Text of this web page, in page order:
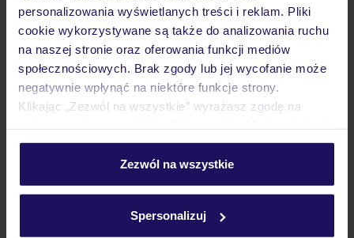
personalizowania wyświetlanych treści i reklam. Pliki
cookie wykorzystywane są także do analizowania ruchu
na naszej stronie oraz oferowania funkcji mediów
społecznościowych. Brak zgody lub jej wycofanie może
negatywnie wpłynąć na niektóre funkcje strony.
Klikając „Zezwól na wszystkie” wyrażasz zgodę na
personalizować swój wybór wchodząc w zakładkę
Szczegółowe informacje o plikach cookie znajdziesz
Zezwól na wszystkie
Spersonalizuj
Pokoje
Wyżywienie
Ważne informacje